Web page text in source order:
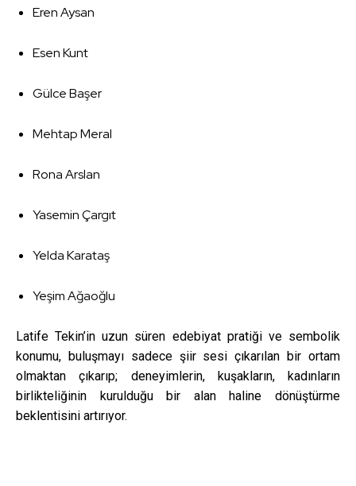
Eren Aysan
Esen Kunt
Gülce Başer
Mehtap Meral
Rona Arslan
Yasemin Çargıt
Yelda Karataş
Yeşim Ağaoğlu
Latife Tekin’in uzun süren edebiyat pratiği ve sembolik
konumu, buluşmayı sadece şiir sesi çıkarılan bir ortam
olmaktan çıkarıp; deneyimlerin, kuşakların, kadınların
birlikteliğinin kurulduğu bir alan haline dönüştürme
beklentisini artırıyor.